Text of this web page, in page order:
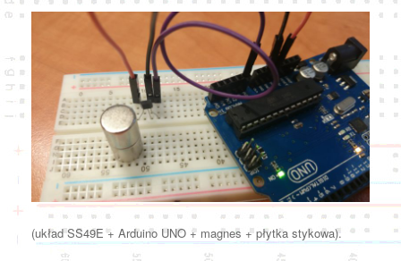
(układ SS49E + Arduino UNO + magnes + płytka stykowa).